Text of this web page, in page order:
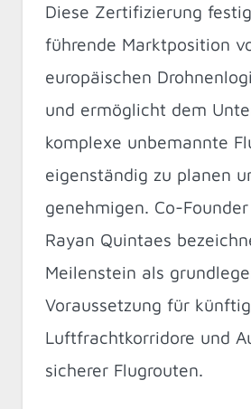
Diese Zertifizierung
führende Marktposition
europäischen
und ermöglicht dem
komplexe unbemannte
eigenständig zu planen
genehmigen. Co-Founder
Rayan Quintaes
Meilenstein als
Voraussetzung für
Luftfrachtkorridore und
sicherer Flugrouten.